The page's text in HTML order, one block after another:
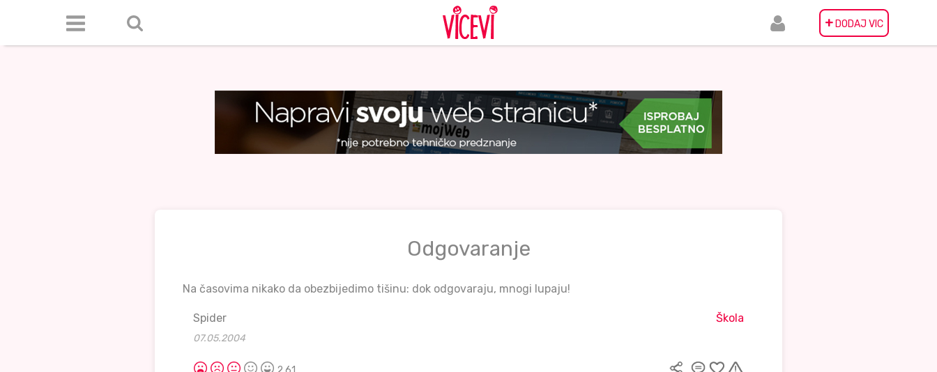
+ DODAJ VIC
Odgovaranje
Na časovima nikako da obezbijedimo tišinu: dok odgovaraju, mnogi lupaju!
Spider
07.05.2004
Škola